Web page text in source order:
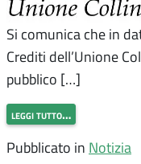
Si comunica che in
Crediti dell’Unione
pubblico […]
leggi tutto…
Pubblicato in Notizia